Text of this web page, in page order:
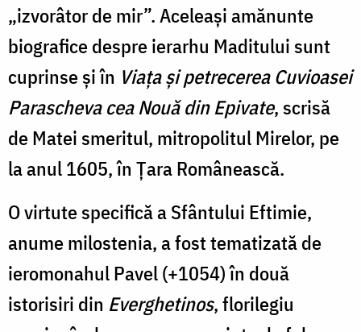
„izvorâtor de mir”. Aceleași amănunte
biografice despre ierarhu Maditului sunt
cuprinse și în Viața și petrecerea Cuvioasei
Parascheva cea Nouă din Epivate, scrisă
de Matei smeritul, mitropolitul Mirelor, pe
la anul 1605, în Țara Românească.
O virtute specifică a Sfântului Eftimie,
anume milostenia, a fost tematizată de
ieromonahul Pavel (+1054) în două
istorisiri din Everghetinos, florilegiu